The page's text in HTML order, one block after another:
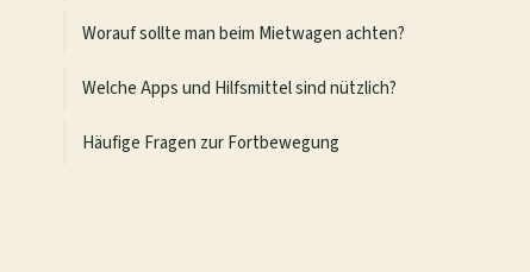
Worauf sollte man beim Mietwagen achten?
Welche Apps und Hilfsmittel sind nützlich?
Häufige Fragen zur Fortbewegung